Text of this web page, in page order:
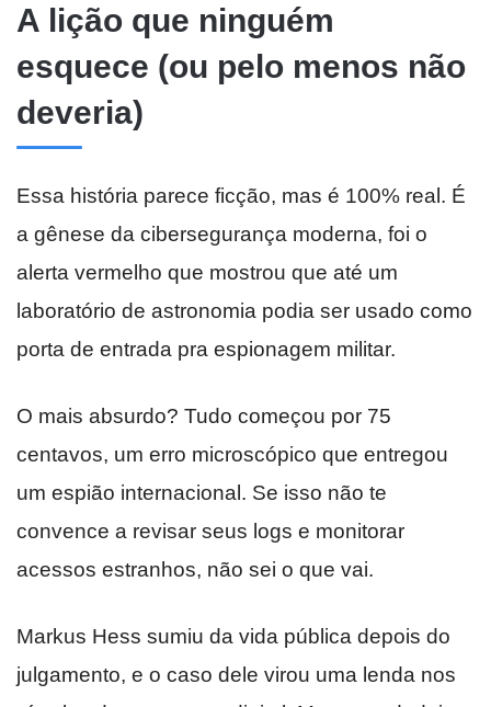
A lição que ninguém
esquece (ou pelo menos não
deveria)
Essa história parece ficção, mas é 100% real. É
a gênese da cibersegurança moderna, foi o
alerta vermelho que mostrou que até um
laboratório de astronomia podia ser usado como
porta de entrada pra espionagem militar.
O mais absurdo? Tudo começou por 75
centavos, um erro microscópico que entregou
um espião internacional. Se isso não te
convence a revisar seus logs e monitorar
acessos estranhos, não sei o que vai.
Markus Hess sumiu da vida pública depois do
julgamento, e o caso dele virou uma lenda nos